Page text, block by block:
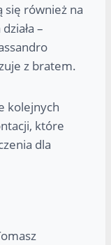
się również na
–
z bratem.
kolejnych
które
dla